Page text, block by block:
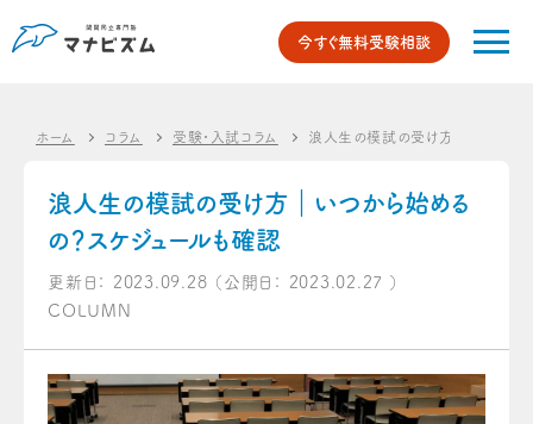
今すぐ無料受験相談
ホーム コラム 受験・入試コラム 浪人生の模試の受け方｜いつから
浪人生の模試の受け方｜いつから始める
の？スケジュールも確認
更新日： 2023.09.28 （公開日： 2023.02.27
）
COLUMN